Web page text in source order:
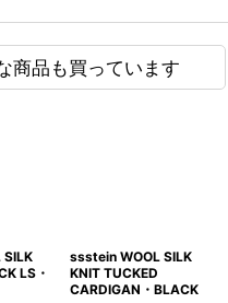
商品も買っています
SILK
LS・
ssstein WOOL SILK
KNIT TUCKED
CARDIGAN・BLACK